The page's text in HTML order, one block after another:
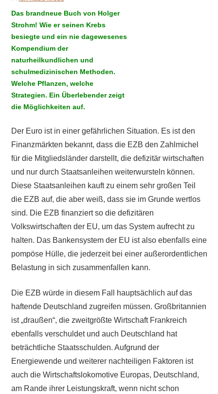
Das brandneue Buch von Holger
Strohm! Wie er seinen Krebs
besiegte und ein nie dagewesenes
Kompendium der
naturheilkundlichen und
schulmedizinischen Methoden.
Welche Pflanzen, welche
Strategien. Ein Überlebender zeigt
die Möglichkeiten auf.
Der Euro ist in einer gefährlichen Situation. Es ist den
Finanzmärkten bekannt, dass die EZB den Zahlmichel
für die Mitgliedsländer darstellt, die defizitär wirtschaften
und nur durch Staatsanleihen weiterwursteln können.
Diese Staatsanleihen kauft zu einem sehr großen Teil
die EZB auf, die aber weiß, dass sie im Grunde wertlos
sind. Die EZB finanziert so die defizitären
Volkswirtschaften der EU, um das System aufrecht zu
halten. Das Bankensystem der EU ist also ebenfalls eine
pompöse Hülle, die jederzeit bei einer außerordentlichen
Belastung in sich zusammenfallen kann.
Die EZB würde in diesem Fall hauptsächlich auf das
haftende Deutschland zugreifen müssen. Großbritannien
ist „draußen“, die zweitgrößte Wirtschaft Frankreich
ebenfalls verschuldet und auch Deutschland hat
beträchtliche Staatsschulden. Aufgrund der
Energiewende und weiterer nachteiligen Faktoren ist
auch die Wirtschaftslokomotive Europas, Deutschland,
am Rande ihrer Leistungskraft, wenn nicht schon